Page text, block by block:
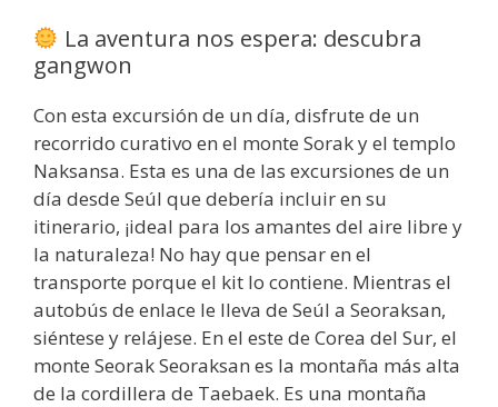
La aventura nos espera: descubra
gangwon
Con esta excursión de un día, disfrute de un
recorrido curativo en el monte Sorak y el templo
Naksansa. Esta es una de las excursiones de un
día desde Seúl que debería incluir en su
itinerario, ¡ideal para los amantes del aire libre y
la naturaleza! No hay que pensar en el
transporte porque el kit lo contiene. Mientras el
autobús de enlace le lleva de Seúl a Seoraksan,
siéntese y relájese. En el este de Corea del Sur, el
monte Seorak Seoraksan es la montaña más alta
de la cordillera de Taebaek. Es una montaña